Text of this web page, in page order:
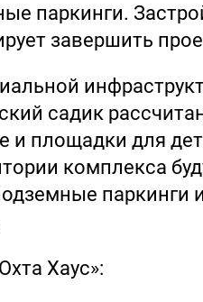
паркинги.
завершить
садик
и площадки для
комплекса
паркинги
Хаус»: